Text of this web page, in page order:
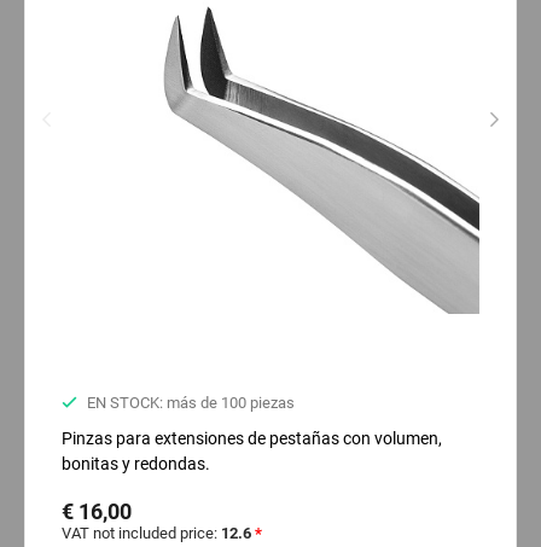
EN STOCK: más de 100 piezas
Pinzas para extensiones de pestañas con volumen,
bonitas y redondas.
€ 16,00
VAT not included price: 12.6 *